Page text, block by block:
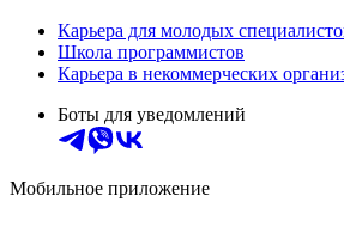
Карьера для молодых
Школа программистов
Карьера в некоммерческих
Боты для уведомлений
Мобильное приложение